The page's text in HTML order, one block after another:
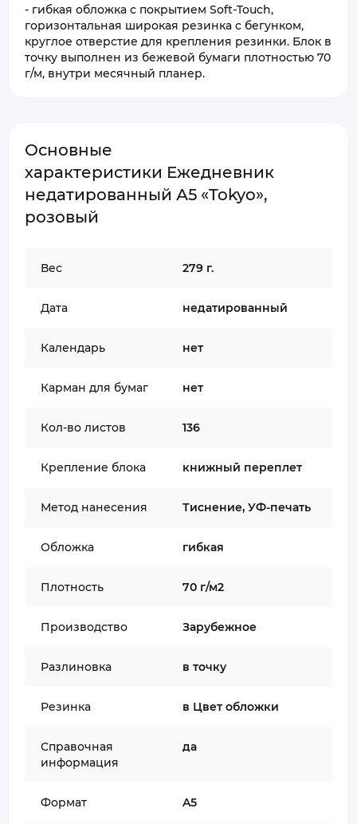
- гибкая обложка с покрытием Soft-Touch,
горизонтальная широкая резинка с бегунком,
круглое отверстие для крепления резинки. Блок в
точку выполнен из бежевой бумаги плотностью 70
г/м, внутри месячный планер.
Основные
характеристики Ежедневник
недатированный А5 «Tokyo»,
розовый
Вес 279 г.
Дата недатированный
Календарь нет
Карман для бумаг нет
Кол-во листов 136
Крепление блока книжный переплет
Метод нанесения Тиснение, УФ-печать
Обложка гибкая
Плотность 70 г/м2
Производство Зарубежное
Разлиновка в точку
Резинка в Цвет обложки
Справочная
информация
да
Формат A5